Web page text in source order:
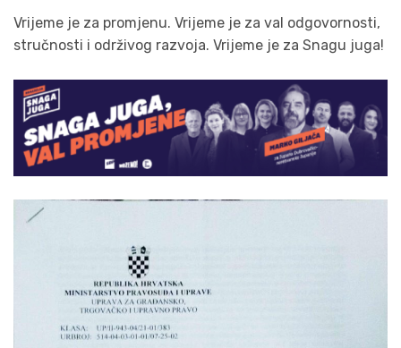
Vrijeme je za promjenu. Vrijeme je za val odgovornosti,
stručnosti i održivog razvoja. Vrijeme je za Snagu juga!